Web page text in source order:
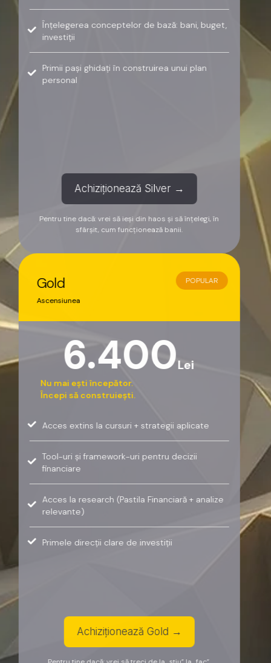
Înțelegerea conceptelor de bază: bani, buget,
investiții
Primii pași ghidați în construirea unui plan
personal
Achiziționează Silver →
Pentru tine dacă: vrei să ieși din haos și să înțelegi, în
sfârșit, cum funcționează banii.
Gold
Ascensiunea
6.400Lei
Nu mai ești începător.
Începi să construiești.
Acces extins la cursuri + strategii aplicate
Tool-uri și framework-uri pentru decizii
financiare
Acces la research (Pastila Financiară + analize
relevante)
Primele direcții clare de investiții
Achiziționează Gold →
POPULAR